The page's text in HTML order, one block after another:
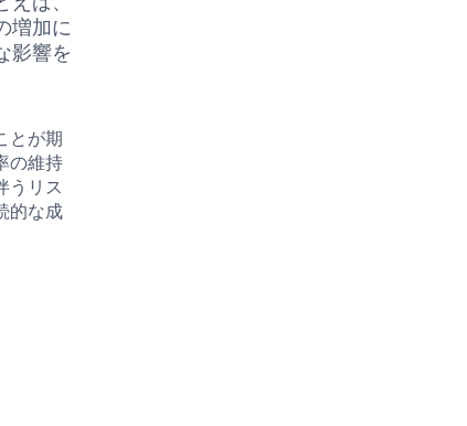
増加に
影響を
とが期
の維持
うリス
的な成